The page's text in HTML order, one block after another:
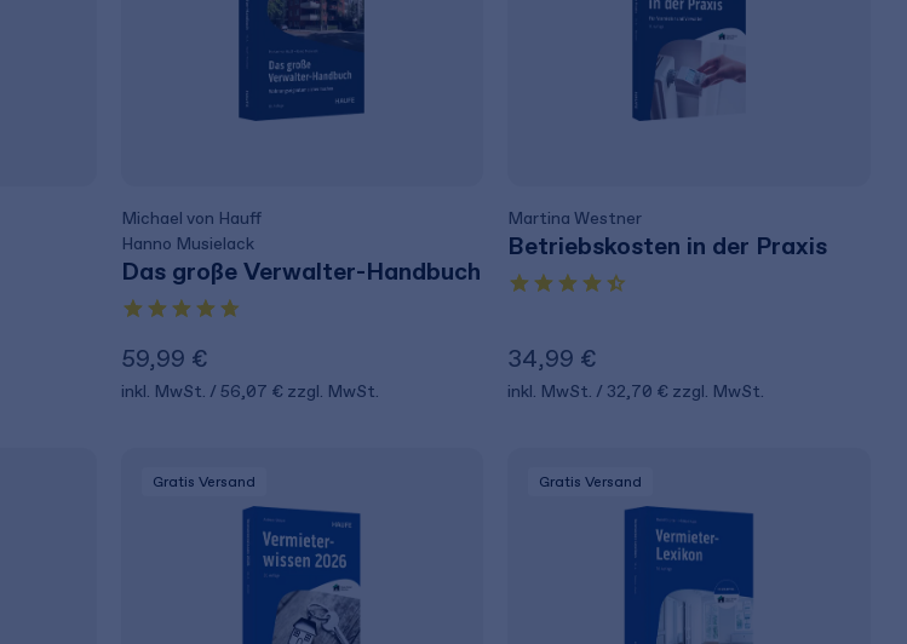
Michael von Hauff
Hanno Musielack
Das große Verwalter-Handbuch
59,99 €
inkl. MwSt. 56,07 € zzgl. MwSt.
Martina Westner
Betriebskosten in der Praxis
34,99 €
inkl. MwSt. 32,70 € zzgl. MwSt.
Gratis Versand Gratis Versand